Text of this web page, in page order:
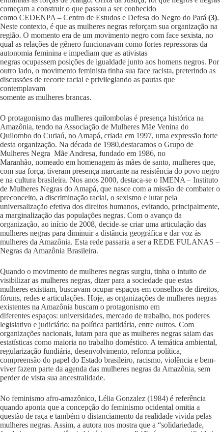
começam a construir o que passou a ser conhecido
como CEDENPA – Centro de Estudos e Defesa do Negro do Pará (3).
Neste contexto, é que as mulheres negras reforçam sua organização na
região. O momento era de um movimento negro com face sexista, no
qual as relações de gênero funcionavam como fortes repressoras da
autonomia feminina e impediam que as ativistas
negras ocupassem posições de igualdade junto aos homens negros. Por
outro lado, o movimento feminista tinha sua face racista, preterindo as
discussões de recorte racial e privilegiando as pautas que
contemplavam
somente as mulheres brancas.
O protagonismo das mulheres quilombolas é presença histórica na
Amazônia, tendo na Associação de Mulheres Mãe Venina do
Quilombo do Curiaú, no Amapá, criada em 1997, uma expressão forte
desta organização. Na década de 1980,destacamos o Grupo de
Mulheres Negra Mãe Andresa, fundado em 1986, no
Maranhão, nomeado em homenagem às mães de santo, mulheres que,
com sua força, tiveram presença marcante na resistência do povo negro
e na cultura brasileira. Nos anos 2000, destaca-se o IMENA – Instituto
de Mulheres Negras do Amapá, que nasce com a missão de combater o
preconceito, a discriminação racial, o sexismo e lutar pela
universalização efetiva dos direitos humanos, evitando, principalmente,
a marginalização das populações negras. Com o avanço da
organização, ao início de 2008, decide-se criar uma articulação das
mulheres negras para diminuir a distância geográfica e dar voz às
mulheres da Amazônia. Esta rede passaria a ser a REDE FULANAS –
Negras da Amazônia Brasileira.
Quando o movimento de mulheres negras surgiu, tinha o intuito de
visibilizar as mulheres negras, dizer para a sociedade que estas
mulheres existiam, buscavam ocupar espaços em conselhos de direitos,
fóruns, redes e articulações. Hoje, as organizações de mulheres negras
existentes na Amazônia buscam o protagonismo em
diferentes espaços: universidades, mercado de trabalho, nos poderes
legislativo e judiciário; na política partidária, entre outros. Com
organizações nacionais, lutam para que as mulheres negras saiam das
estatísticas como maioria no trabalho doméstico. A temática ambiental,
regularização fundiária, desenvolvimento, reforma política,
compreensão do papel do Estado brasileiro, racismo, violência e bem-
viver fazem parte da agenda das mulheres negras da Amazônia, sem
perder de vista sua ancestralidade.
No feminismo afro-amazônico, Lélia Gonzalez (1984) é referência
quando aponta que a concepção do feminismo ocidental omitia a
questão de raça e também o distanciamento da realidade vivida pelas
mulheres negras. Assim, a autora nos mostra que a “solidariedade,